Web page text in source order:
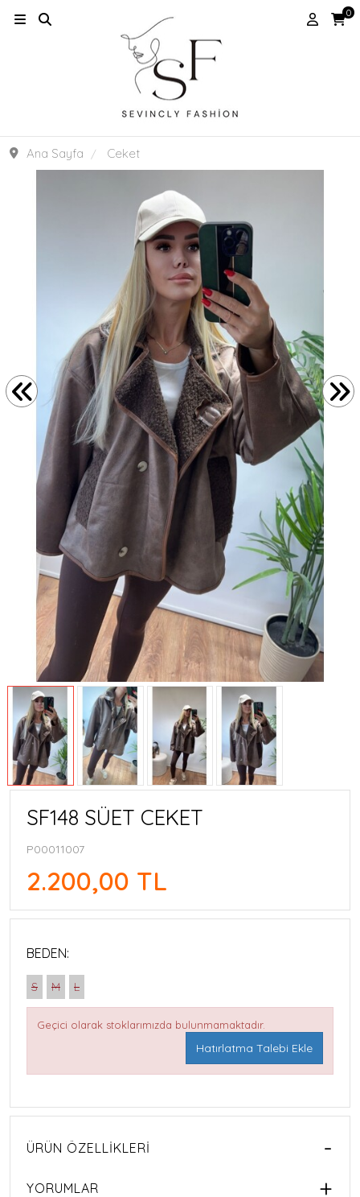
0
Ana Sayfa Ceket
SF148 SÜET CEKET
P00011007
2.200,00 TL
BEDEN:
S M L
Geçici olarak stoklarımızda bulunmamaktadır.
Hatırlatma Talebi Ekle
ÜRÜN ÖZELLIKLERI
YORUMLAR